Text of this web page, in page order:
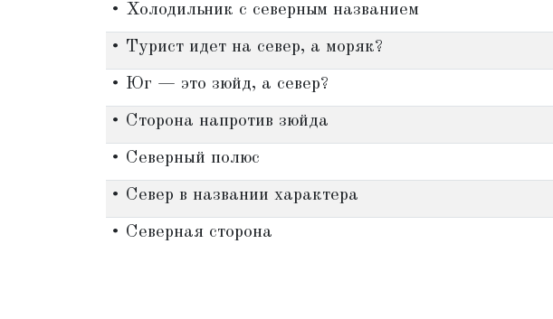
• Холодильник с северным названием
• Турист идет на север, а моряк?
• Юг — это зюйд, а север?
• Сторона напротив зюйда
• Северный полюс
• Север в названии характера
• Северная сторона